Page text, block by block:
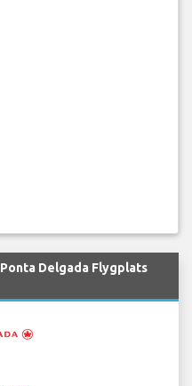
Delgada Flygplats